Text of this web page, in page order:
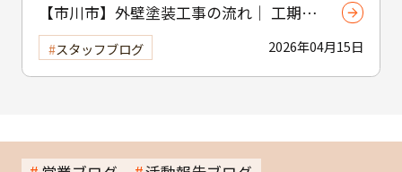
【市川市】外壁塗装工事の流れ｜ 工期・
工程・作業内容をわかりやすく解説2026年04月15日
スタッフブログ